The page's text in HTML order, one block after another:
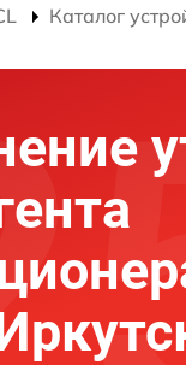
Каталог